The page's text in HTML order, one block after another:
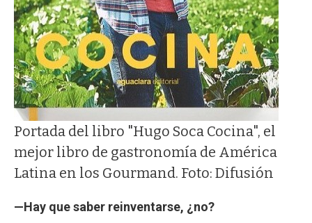
Portada del libro "Hugo Soca Cocina", el
mejor libro de gastronomía de América
Latina en los Gourmand. Foto: Difusión
—Hay que saber reinventarse, ¿no?